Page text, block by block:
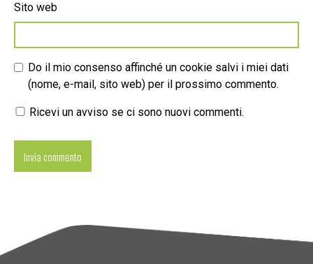
Sito web
Do il mio consenso affinché un cookie salvi i miei dati
(nome, e-mail, sito web) per il prossimo commento.
Ricevi un avviso se ci sono nuovi commenti.